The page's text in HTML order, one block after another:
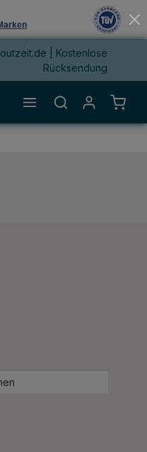
| Kostenlose
Rücksendung